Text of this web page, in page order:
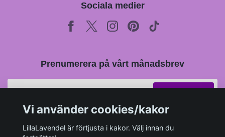
Sociala medier
Prenumerera på vårt månadsbrev
Vi använder cookies/kakor
LillaLavendel är förtjusta i kakor. Välj innan du